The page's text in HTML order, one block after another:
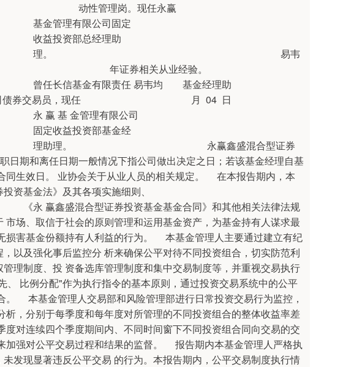
性管理岗。现任永赢
司固定
经理助
易韦
券相关从业经验。
任 易韦均 基金经理助
易员，现任 月 04 日
有限公司
基金经
鑫盛混合型证券
期和离任日期一般情况下指公司做出决定之日；若该基金经理自基
同生效日。 业协会关于从业人员的相关规定。 在本报告期内，本
资基金法》及其各项实施细则、
资基金基金合同》和其他相关法律法规
场、取信于社会的原则管理和运用基金资产，为基金持有人谋求最
损害基金份额持有人利益的行为。 本基金管理人主要通过建立有纪
以及强化事后监控分 析来确保公平对待不同投资组合，切实防范利
理制度、投 资备选库管理制度和集中交易制度等，并重视交易执行
、 比例分配"作为执行指令的基本原则，通过投资交易系统中的公平
。 本基金管理人交易部和风险管理部进行日常投资交易行为监控，
，分别于每季度和每年度对所管理的不同投资组合的整体收益率差
对连续四个季度期间内、不同时间窗下不同投资组合同向交易的交
加强对公平交易过程和结果的监督。 报告期内本基金管理人严格执
发现显著违反公平交易 的行为。本报告期内，公平交易制度执行情